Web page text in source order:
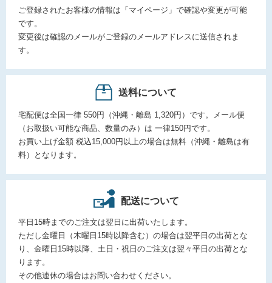
ご登録されたお客様の情報は「マイページ」で確認や変更が可能
です。
変更後は確認のメールがご登録のメールアドレスに送信されま
す。
送料について
宅配便は全国一律 550円（沖縄・離島 1,320円）です。メール便
（お取扱い可能な商品、数量のみ）は 一律150円です。
お買い上げ金額 税込15,000円以上の場合は無料（沖縄・離島は有
料）となります。
配送について
平日15時までのご注文は翌日に出荷いたします。
ただし金曜日（木曜日15時以降含む）の場合は翌平日の出荷とな
り、金曜日15時以降、土日・祝日のご注文は翌々平日の出荷とな
ります。
その他連休の場合はお問い合わせください。